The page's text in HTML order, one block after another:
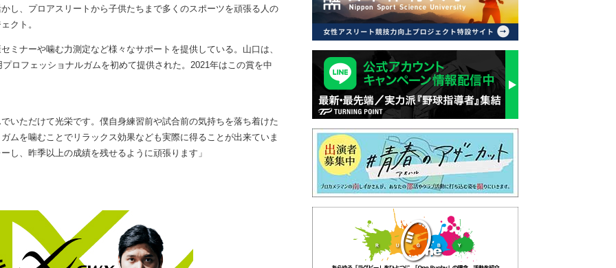
し、プロアスリートから子供たちまで多くのスポーツを頑張る人の
クト。
ナーや噛む力測定など様々なサポートを提供している。山口は、
ロフェッショナルガムを初めて提供された。2021年はこの賞を中
いただけて光栄です。僕自身練習前や試合前の気持ちを落ち着けた
ムを噛むことでリラックス効果なども実際に得ることが出来ていま
し、昨季以上の成績を残せるように頑張ります」